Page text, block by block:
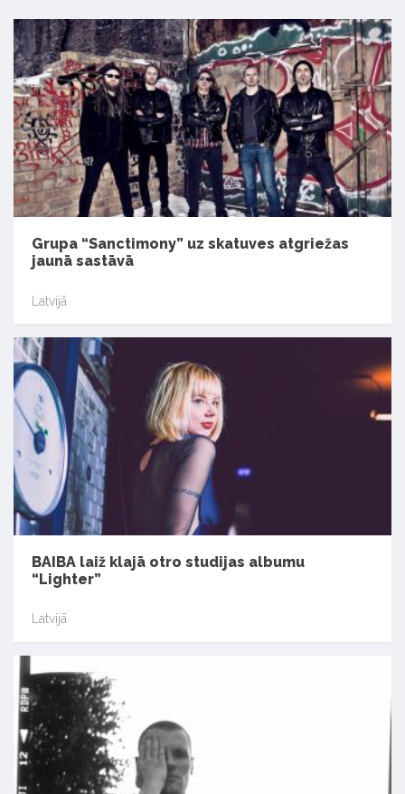
Grupa “Sanctimony” uz skatuves atgriežas
jaunā sastāvā
Latvijā
BAIBA laiž klajā otro studijas albumu
“Lighter”
Latvijā